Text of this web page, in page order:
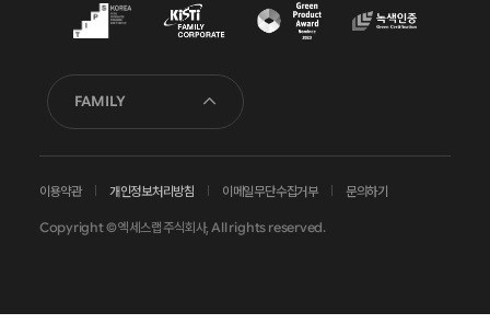
FAMILY
이용약관 개인정보처리방침 이메일무단수집거부 문의하기
Copyright © 엑세스랩 주식회사, All rights reserved.